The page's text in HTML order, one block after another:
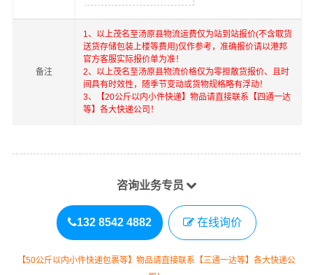
备注
1、以上茂名至汤原县物流运费仅为站到站报价(不含取货
送货存储包装上楼等费用)仅作参考，准确报价请以港邦
官方客服实际报价单为准！
2、以上茂名至汤原县物流价格仅为零担散货报价、且时
间具有时效性，随季节变动或货物规格略有浮动！
3、【20公斤以内小件快递】物品请直接联系【四通一达
等】各大快递公司！
咨询业务专员
132 8542 4882 在线询价
【50公斤以内小件快递包裹等】物品请直接联系【三通一达等】各大快递公